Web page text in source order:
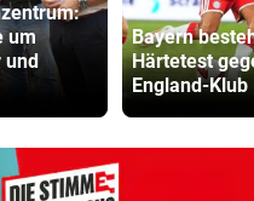
um
und
Bayern
Härtetest
England-Klub